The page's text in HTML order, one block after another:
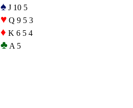
♠ J 10 5
♥ Q 9 5 3
♦ K 6 5 4
♣ A 5